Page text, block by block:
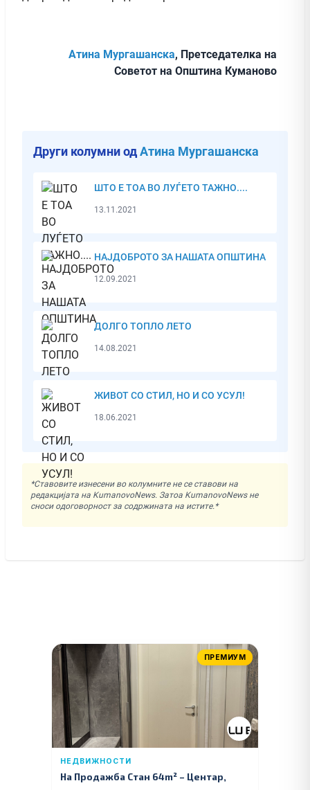
Атина Мургашанска, Претседателка на
Советот на Општина Куманово
Други колумни одАтина Мургашанска
ШТО Е ТОА ВО ЛУЃЕТО ТАЖНО....
13.11.2021
НАЈДОБРОТО ЗА НАШАТА ОПШТИНА
12.09.2021
ДОЛГО ТОПЛО ЛЕТО
14.08.2021
ЖИВОТ СО СТИЛ, НО И СО УСУЛ!
18.06.2021
*Ставовите изнесени во колумните не се ставови на
редакцијата на KumanovoNews. Затоа KumanovoNews не
сноси одоговорност за содржината на истите.*
ПРЕМИУМ
НЕДВИЖНОСТИ
На Продажба Стан 64m² – Центар,